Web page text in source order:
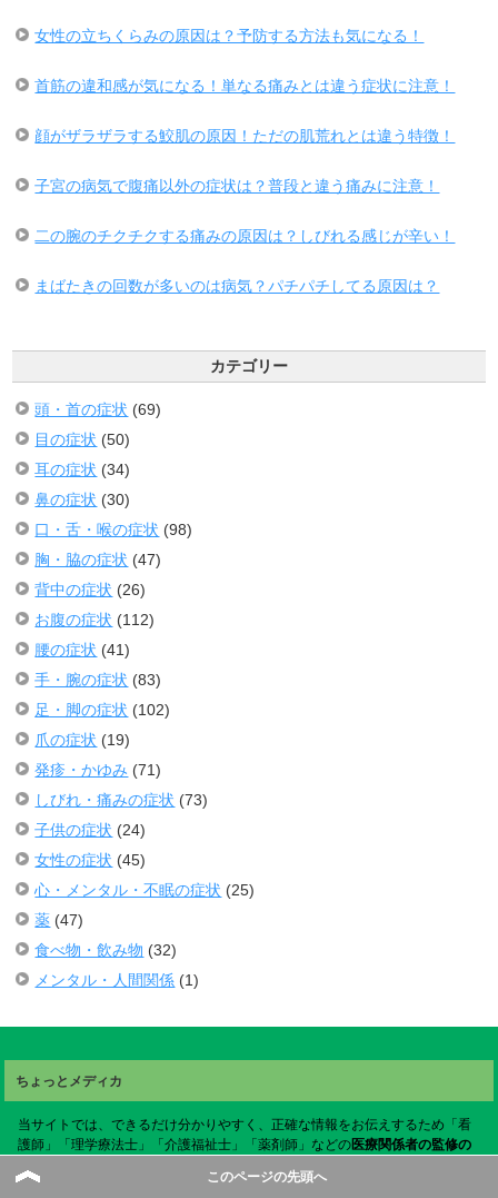
女性の立ちくらみの原因は？予防する方法も気になる！
首筋の違和感が気になる！単なる痛みとは違う症状に注意！
顔がザラザラする鮫肌の原因！ただの肌荒れとは違う特徴！
子宮の病気で腹痛以外の症状は？普段と違う痛みに注意！
二の腕のチクチクする痛みの原因は？しびれる感じが辛い！
まばたきの回数が多いのは病気？パチパチしてる原因は？
カテゴリー
頭・首の症状 (69)
目の症状 (50)
耳の症状 (34)
鼻の症状 (30)
口・舌・喉の症状 (98)
胸・脇の症状 (47)
背中の症状 (26)
お腹の症状 (112)
腰の症状 (41)
手・腕の症状 (83)
足・脚の症状 (102)
爪の症状 (19)
発疹・かゆみ (71)
しびれ・痛みの症状 (73)
子供の症状 (24)
女性の症状 (45)
心・メンタル・不眠の症状 (25)
薬 (47)
食べ物・飲み物 (32)
メンタル・人間関係 (1)
ちょっとメディカ
当サイトでは、できるだけ分かりやすく、正確な情報をお伝えするため「看
護師」「理学療法士」「介護福祉士」「薬剤師」などの医療関係者の監修の
このページの先頭へ